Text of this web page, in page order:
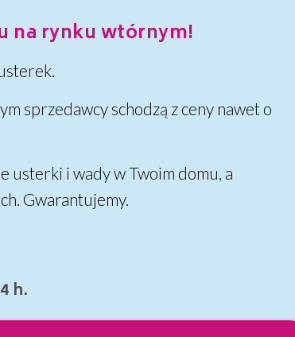
na rynku wtórnym!
sprzedawcy schodzą z ceny nawet o
usterki i wady w Twoim domu, a
Gwarantujemy.
h.